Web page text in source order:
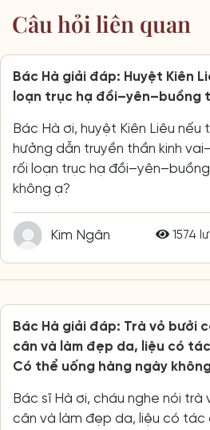
Câu hỏi liên quan
Bác Hà giải đáp: Huyệt Kiên
loạn trục hạ đồi–yên–buồng
Bác Hà ơi, huyệt Kiên Liêu
hưởng dẫn truyền thần kinh
rối loạn trục hạ
không ạ?
Kim Ngân 1574
Bác Hà giải đáp: Trà vỏ bưởi
cân và làm đẹp da, liệu có
Có thể uống hàng ngày
Bác sĩ Hà ơi, cháu nghe nói trà
cân và làm đẹp da, liệu có tác